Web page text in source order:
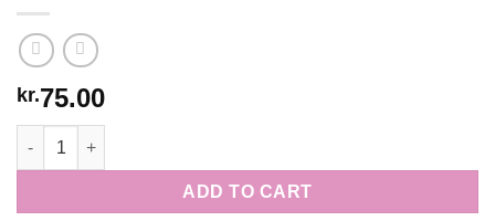
kr.75.00
Turquoise/Pink bird quantity
ADD TO CART